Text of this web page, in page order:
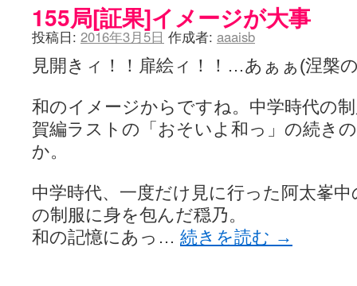
155局[証果]イメージが大事
投稿日: 2016年3月5日 作成者: aaaisb
見開きィ！！扉絵ィ！！…あぁぁ(涅槃
和のイメージからですね。中学時代の
賀編ラストの「おそいよ和っ」の続き
か。
中学時代、一度だけ見に行った阿太峯
の制服に身を包んだ穏乃。
和の記憶にあっ… 続きを読む →